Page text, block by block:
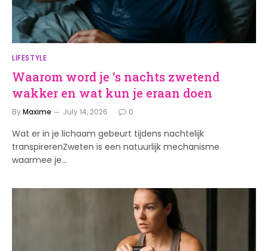
LIFESTYLE
Waarom word je ‘s nachts zwetend
wakker en wat kun je eraan doen
ByMaxime July 14, 2026 0
Wat er in je lichaam gebeurt tijdens nachtelijk
transpirerenZweten is een natuurlijk mechanisme
waarmee je…